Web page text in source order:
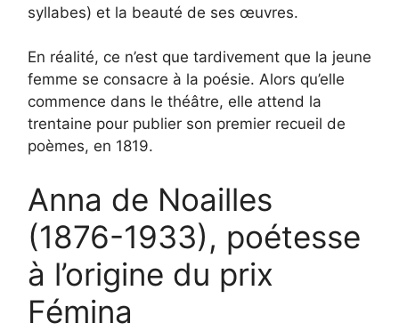
syllabes) et la beauté de ses œuvres.
En réalité, ce n’est que tardivement que la jeune
femme se consacre à la poésie. Alors qu’elle
commence dans le théâtre, elle attend la
trentaine pour publier son premier recueil de
poèmes, en 1819.
Anna de Noailles
(1876-1933), poétesse
à l’origine du prix
Fémina